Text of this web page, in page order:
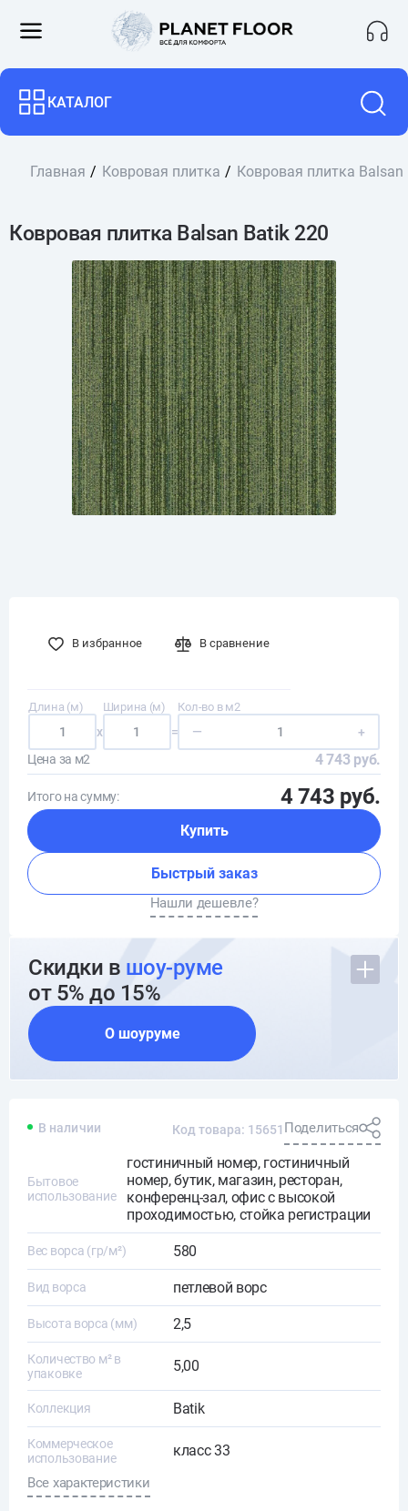
КАТАЛОГ
Главная Ковровая плитка Ковровая плитка Balsan
Ковровая плитка Balsan Batik 220
В избранное В сравнение
Длина (м)
x
Ширина (м)
=
Кол-во в м2
—
+
Цена за м2
4 743 руб.
Итого на сумму: 4 743 руб.
Купить
Быстрый заказ
Нашли дешевле?
Скидки в шоу-руме
от 5% до 15%
О шоуруме
В наличии Код товара: 15651 Поделиться
Бытовое
использование
гостиничный номер, гостиничный
номер, бутик, магазин, ресторан,
конференц-зал, офис с высокой
проходимостью, стойка регистрации
Вес ворса (гр/м²) 580
Вид ворса петлевой ворс
Высота ворса (мм) 2,5
Количество м² в
упаковке
5,00
Коллекция Batik
Коммерческое
использование
класс 33
Все характеристики